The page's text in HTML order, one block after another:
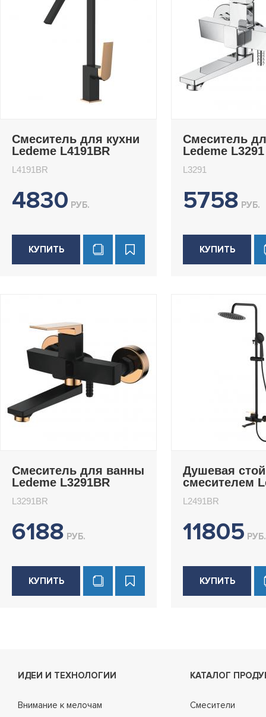
Смеситель для кухни
Ledeme L4191BR
L4191BR
4830 РУБ.
КУПИТЬ
Смеситель
Ledeme L3291
L3291
5758 РУБ.
КУПИТЬ
Смеситель для ванны
Ledeme L3291BR
L3291BR
6188 РУБ.
КУПИТЬ
Душевая
смесителем
L2491BR
11805 РУБ.
КУПИТЬ
ИДЕИ И ТЕХНОЛОГИИ
Внимание к мелочам
КАТАЛОГ
Смесители